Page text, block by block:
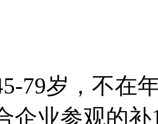
79岁，不在
企业参观的